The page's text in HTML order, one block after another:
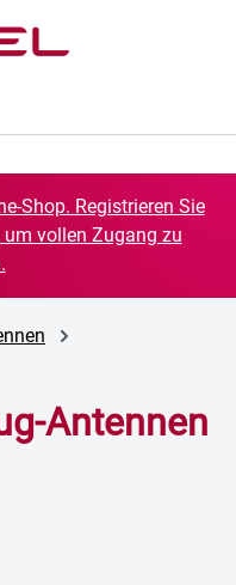
Shop. Registrieren Sie
vollen Zugang zu
Antennen